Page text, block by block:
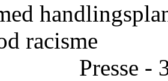
racisme
Presse -